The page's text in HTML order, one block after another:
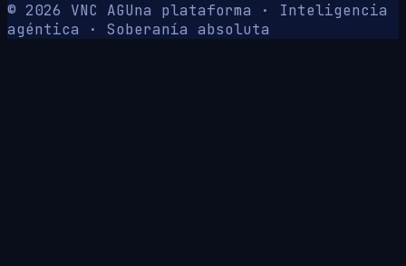
© 2026 VNC AGUna plataforma · Inteligencia
agéntica · Soberanía absoluta